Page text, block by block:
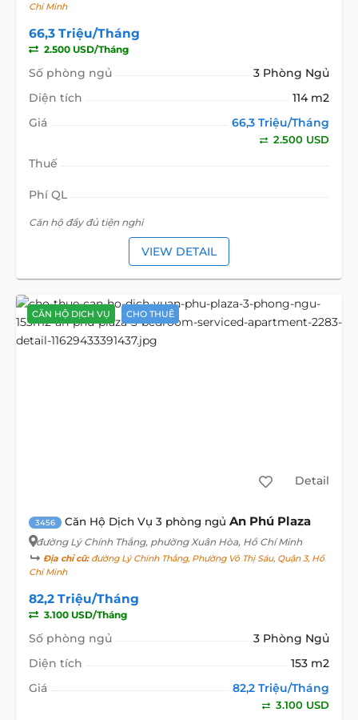
Chí Minh
66,3 Triệu/Tháng
2.500 USD/Tháng
Số phòng ngủ
3 Phòng Ngủ
Diện tích
114 m2
Giá
66,3 Triệu/Tháng
2.500 USD
Thuế
Phí QL
Căn hộ đầy đủ tiện nghi
VIEW DETAIL
CĂN HỘ DỊCH VỤ CHO THUÊ
Detail
3456 Căn Hộ Dịch Vụ 3 phòng ngủ An Phú Plaza
đường Lý Chính Thắng, phường Xuân Hòa, Hồ Chí Minh
Địa chỉ cũ:đường Lý Chính Thắng, Phường Võ Thị Sáu, Quận 3, Hồ
Chí Minh
82,2 Triệu/Tháng
3.100 USD/Tháng
Số phòng ngủ
3 Phòng Ngủ
Diện tích
153 m2
Giá
82,2 Triệu/Tháng
3.100 USD